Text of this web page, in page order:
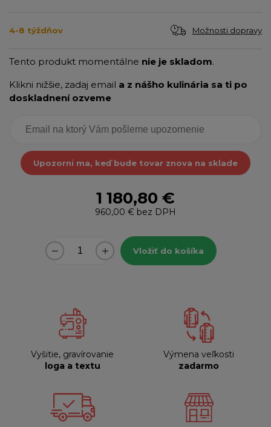
4-8 týždňov Možnosti dopravy
Tento produkt momentálne nie je skladom.
Klikni nižšie, zadaj email a z nášho kulinária sa ti po
doskladnení ozveme
Upozorni ma, keď bude tovar znova na sklade
1 180,80 €
960,00 € bez DPH
Vložiť do košíka
Vyšitie, gravírovanie
loga a textu
Výmena veľkosti
zadarmo